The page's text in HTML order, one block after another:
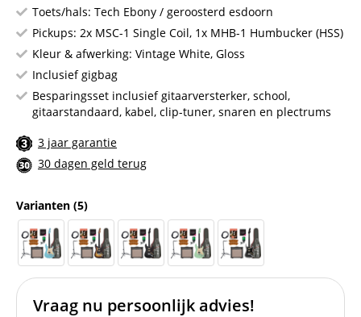
Toets/hals: Tech Ebony / geroosterd esdoorn
Pickups: 2x MSC-1 Single Coil, 1x MHB-1 Humbucker (HSS)
Kleur & afwerking: Vintage White, Gloss
Inclusief gigbag
Besparingsset inclusief gitaarversterker, school,
gitaarstandaard, kabel, clip-tuner, snaren en plectrums
3 jaar garantie
30 dagen geld terug
Varianten (5)
Vraag nu persoonlijk advies!